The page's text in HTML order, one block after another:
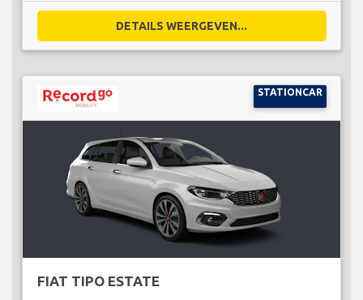
DETAILS WEERGEVEN...
STATIONCAR
FIAT TIPO ESTATE